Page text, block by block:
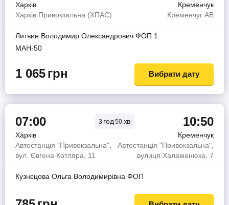
Харків
Кременчук
Харків Привокзальна (ХПАС)
Кременчуг АВ
Литвин Володимир Олександрович ФОП 1
МАН-50
1 065грн Вибрати дату
07:00 3 год50 хв 10:50
Харків
Кременчук
Автостанція "Привокзальна",
вул. Євгена Котляра, 11
Автостанція "Привокзальна",
вулиця Халаменюка, 7
Кузнєцова Ольга Володимирiвна ФОП